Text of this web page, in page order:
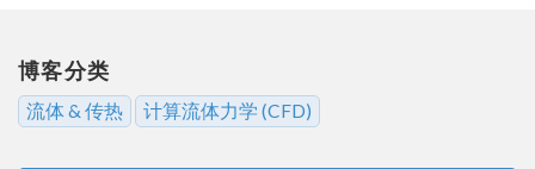
博客分类
流体 & 传热 计算流体力学 (CFD)